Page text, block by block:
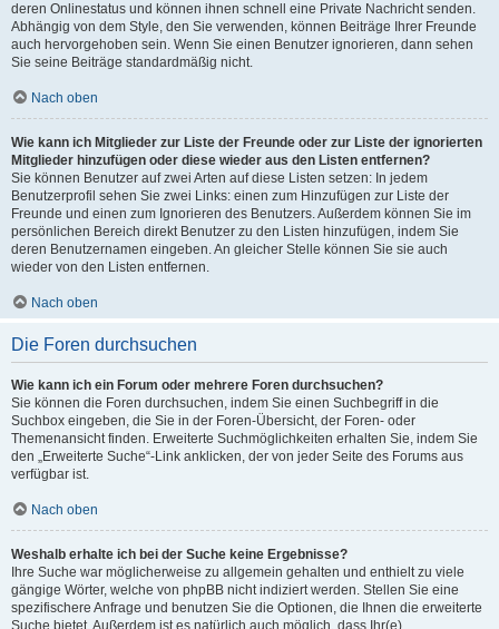
deren Onlinestatus und können ihnen schnell eine Private Nachricht senden.
Abhängig von dem Style, den Sie verwenden, können Beiträge Ihrer Freunde
auch hervorgehoben sein. Wenn Sie einen Benutzer ignorieren, dann sehen
Sie seine Beiträge standardmäßig nicht.
Nach oben
Wie kann ich Mitglieder zur Liste der Freunde oder zur Liste der ignorierten
Mitglieder hinzufügen oder diese wieder aus den Listen entfernen?
Sie können Benutzer auf zwei Arten auf diese Listen setzen: In jedem
Benutzerprofil sehen Sie zwei Links: einen zum Hinzufügen zur Liste der
Freunde und einen zum Ignorieren des Benutzers. Außerdem können Sie im
persönlichen Bereich direkt Benutzer zu den Listen hinzufügen, indem Sie
deren Benutzernamen eingeben. An gleicher Stelle können Sie sie auch
wieder von den Listen entfernen.
Nach oben
Die Foren durchsuchen
Wie kann ich ein Forum oder mehrere Foren durchsuchen?
Sie können die Foren durchsuchen, indem Sie einen Suchbegriff in die
Suchbox eingeben, die Sie in der Foren-Übersicht, der Foren- oder
Themenansicht finden. Erweiterte Suchmöglichkeiten erhalten Sie, indem Sie
den „Erweiterte Suche“-Link anklicken, der von jeder Seite des Forums aus
verfügbar ist.
Nach oben
Weshalb erhalte ich bei der Suche keine Ergebnisse?
Ihre Suche war möglicherweise zu allgemein gehalten und enthielt zu viele
gängige Wörter, welche von phpBB nicht indiziert werden. Stellen Sie eine
spezifischere Anfrage und benutzen Sie die Optionen, die Ihnen die erweiterte
Suche bietet. Außerdem ist es natürlich auch möglich, dass Ihr(e)